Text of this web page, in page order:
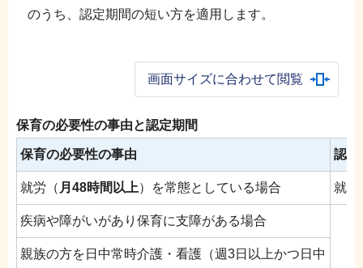
のうち、認定期間の短い方を適用します。
画面サイズに合わせて閲覧
保育の必要性の事由と認定期間
保育の必要性の事由 認定
就労（ 月48時間以上）を常態としている場合 就労
疾病や障がいがあり保育に支障がある場合
親族の方を日中常時介護・看護（週3日以上かつ日中